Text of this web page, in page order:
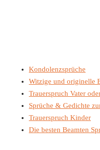
Kondolenzsprüche
Witzige und originelle
Trauerspruch Vater
Sprüche & Gedichte
Trauerspruch Kinder
Die besten Beamten